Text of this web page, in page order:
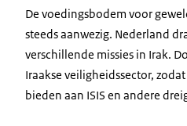
De voedingsbodem voor
steeds aanwezig. Nederland
verschillende missies in Irak.
Iraakse veiligheidssector,
bieden aan ISIS en andere